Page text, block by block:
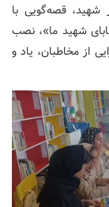
قصه‌گویی با
شهید ما»، نصب
از مخاطبان، یاد و